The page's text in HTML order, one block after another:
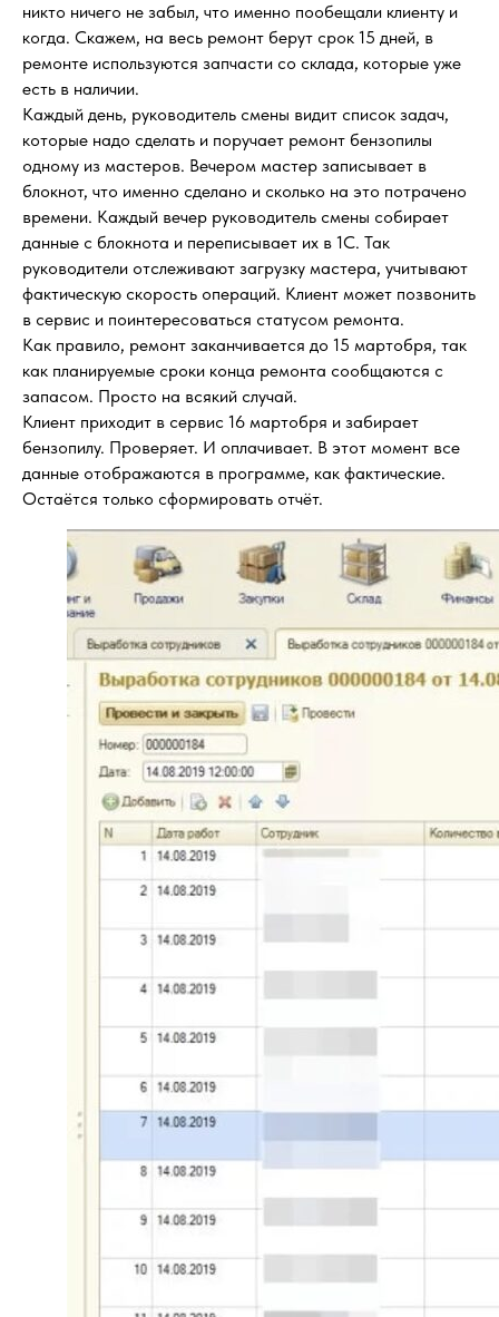
никто ничего не забыл, что именно пообещали клиенту и
когда. Скажем, на весь ремонт берут срок 15 дней, в
ремонте используются запчасти со склада, которые уже
есть в наличии.
Каждый день, руководитель смены видит список задач,
которые надо сделать и поручает ремонт бензопилы
одному из мастеров. Вечером мастер записывает в
блокнот, что именно сделано и сколько на это потрачено
времени. Каждый вечер руководитель смены собирает
данные с блокнота и переписывает их в 1С. Так
руководители отслеживают загрузку мастера, учитывают
фактическую скорость операций. Клиент может позвонить
в сервис и поинтересоваться статусом ремонта.
Как правило, ремонт заканчивается до 15 мартобря, так
как планируемые сроки конца ремонта сообщаются с
запасом. Просто на всякий случай.
Клиент приходит в сервис 16 мартобря и забирает
бензопилу. Проверяет. И оплачивает. В этот момент все
данные отображаются в программе, как фактические.
Остаётся только сформировать отчёт.